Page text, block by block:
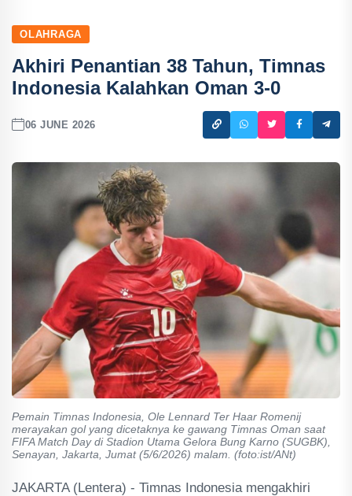
OLAHRAGA
Akhiri Penantian 38 Tahun, Timnas
Indonesia Kalahkan Oman 3-0
06 JUNE 2026
Pemain Timnas Indonesia, Ole Lennard Ter Haar Romenij
merayakan gol yang dicetaknya ke gawang Timnas Oman saat
FIFA Match Day di Stadion Utama Gelora Bung Karno (SUGBK),
Senayan, Jakarta, Jumat (5/6/2026) malam. (foto:ist/ANt)
JAKARTA (Lentera) - Timnas Indonesia mengakhiri